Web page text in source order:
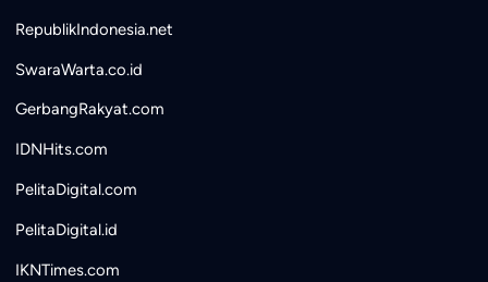
RepublikIndonesia.net
SwaraWarta.co.id
GerbangRakyat.com
IDNHits.com
PelitaDigital.com
PelitaDigital.id
IKNTimes.com